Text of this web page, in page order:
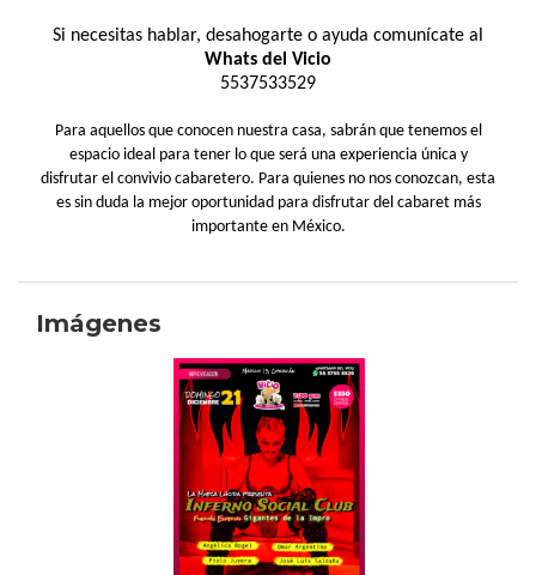
Si necesitas hablar, desahogarte o ayuda comunícate al
Whats del Vicio
5537533529
Para aquellos que conocen nuestra casa, sabrán que tenemos el
espacio ideal para tener lo que será una experiencia única y
disfrutar el convivio cabaretero. Para quienes no nos conozcan, esta
es sin duda la mejor oportunidad para disfrutar del cabaret más
importante en México.
Imágenes